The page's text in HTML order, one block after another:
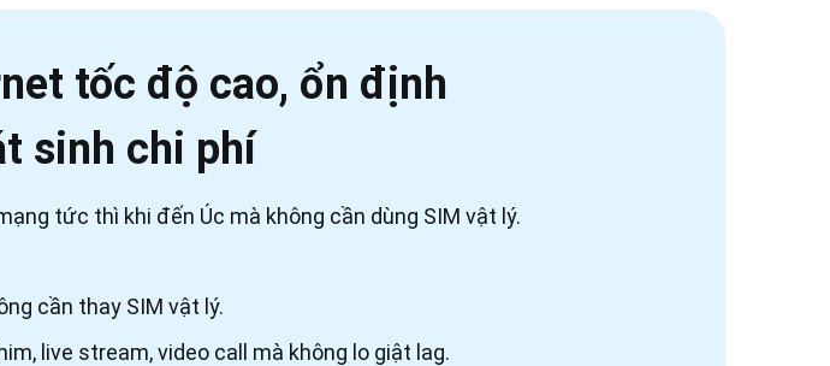
tốc độ cao, ổn định
sinh chi phí
tức thì khi đến Úc mà không cần dùng SIM vật lý.
cần thay SIM vật lý.
live stream, video call mà không lo giật lag.